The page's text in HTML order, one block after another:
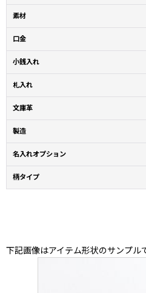
素材
口金
小銭入れ
札入れ
文庫革
製造
名入れオプション
柄タイプ
下記画像はアイテム形状のサンプル